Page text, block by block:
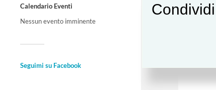
Calendario Eventi
Nessun evento imminente
Seguimi su Facebook